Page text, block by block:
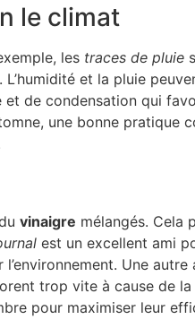
le climat
les traces de pluie
et la pluie
de condensation qui
une bonne pratique
vinaigre mélangés. Cela
est un excellent ami
Une
trop vite à cause de la
pour maximiser leur